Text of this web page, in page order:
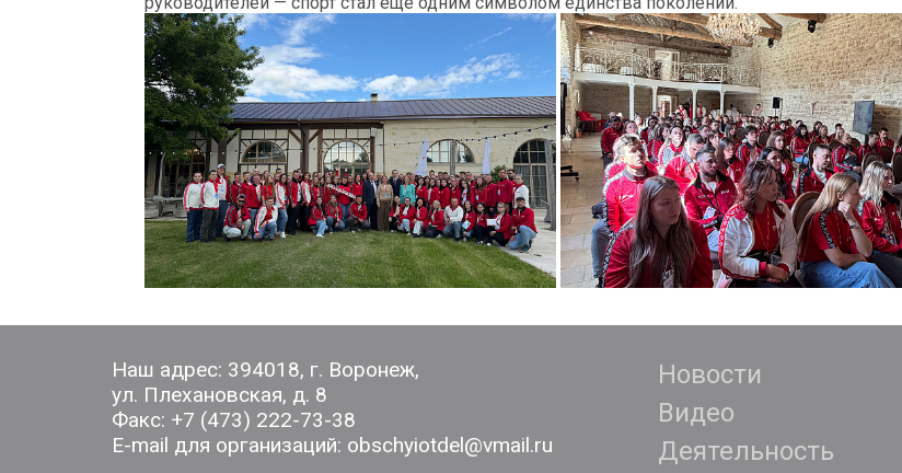
Наш адрес: 394018, г. Воронеж,
ул. Плехановская, д. 8
Факс: +7 (473) 222-73-38
E-mail для организаций: obschyiotdel@vmail.ru
Новости
Видео
Деятельность